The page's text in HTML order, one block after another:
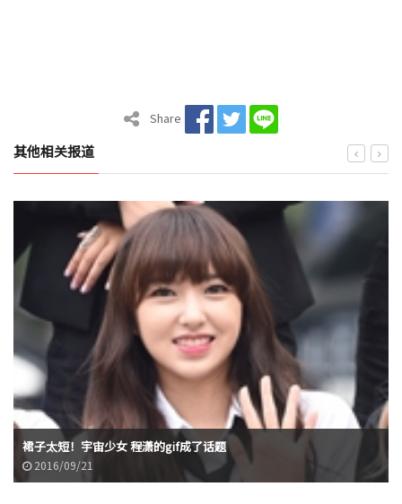
Share
其他相关报道
裙子太短！宇宙少女 程潇的gif成了话题
2016/09/21